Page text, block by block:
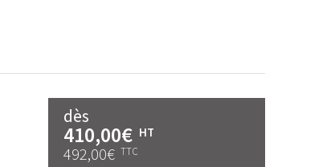
dès
410,00€ HT
492,00€ TTC